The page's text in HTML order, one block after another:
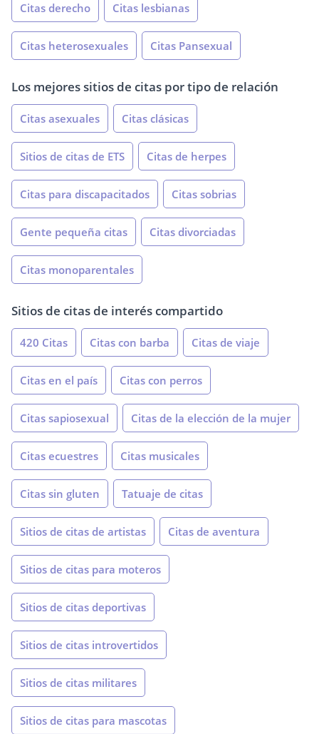
Citas derecho Citas lesbianas
Citas heterosexuales Citas Pansexual
Los mejores sitios de citas por tipo de relación
Citas asexuales Citas clásicas
Sitios de citas de ETS Citas de herpes
Citas para discapacitados Citas sobrias
Gente pequeña citas Citas divorciadas
Citas monoparentales
Sitios de citas de interés compartido
420 Citas Citas con barba Citas de viaje
Citas en el país Citas con perros
Citas sapiosexual Citas de la elección de la mujer
Citas ecuestres Citas musicales
Citas sin gluten Tatuaje de citas
Sitios de citas de artistas Citas de aventura
Sitios de citas para moteros
Sitios de citas deportivas
Sitios de citas introvertidos
Sitios de citas militares
Sitios de citas para mascotas